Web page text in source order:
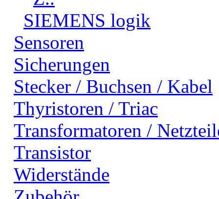
SIEMENS logik
Sensoren
Sicherungen
Stecker / Buchsen / Kabel
Thyristoren / Triac
Transformatoren /
Transistor
Widerstände